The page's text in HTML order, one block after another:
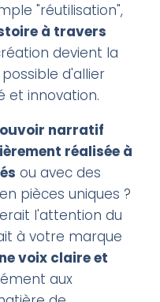
"réutilisation",
à travers
devient la
d'allier
et innovation.
narratif
réalisée à
ou avec des
pièces uniques ?
l'attention du
à votre marque
voix claire et
aux